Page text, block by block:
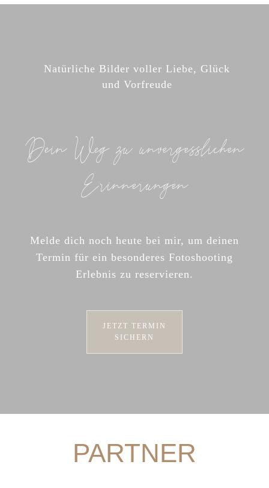
Natürliche Bilder voller Liebe, Glück
und Vorfreude
Dein Weg zu unvergesslichen
Erinnerungen
Melde dich noch heute bei mir, um deinen
Termin für ein besonderes Fotoshooting
Erlebnis zu reservieren.
JETZT TERMIN
SICHERN
PARTNER